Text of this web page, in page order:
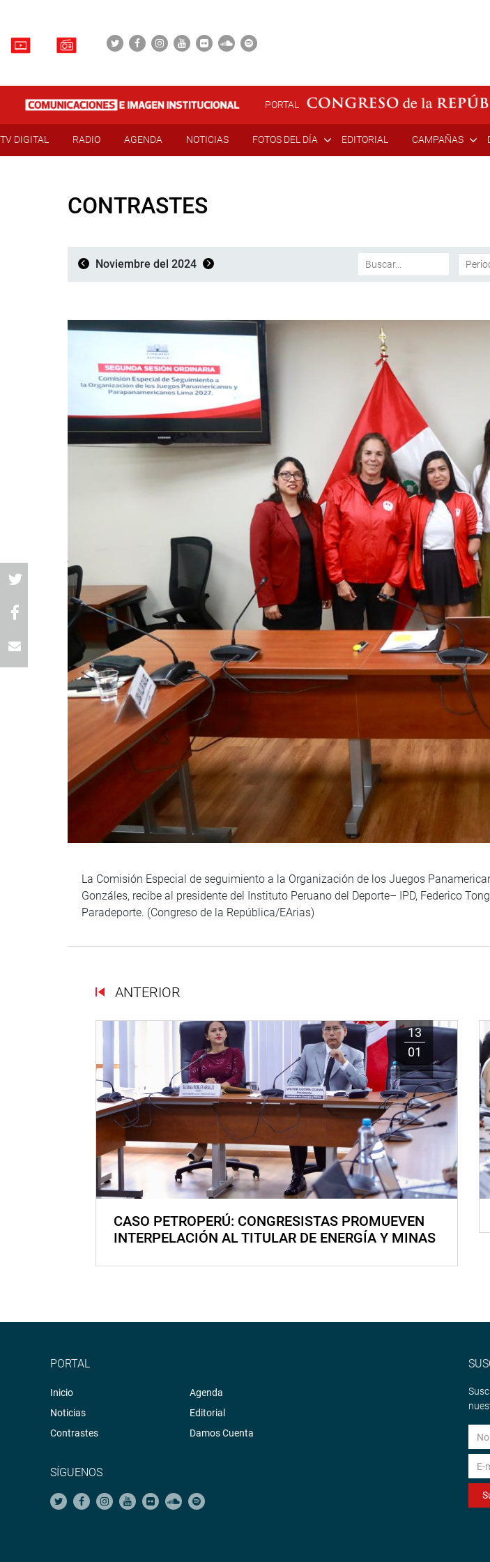
PORTAL
TV DIGITAL RADIO AGENDA NOTICIAS FOTOS DEL DÍA EDITORIAL CAMPAÑAS
CONTRASTES
Noviembre del 2024
La Comisión Especial de seguimiento a la Organización de los Juegos
Gonzáles, recibe al presidente del Instituto Peruano del Deporte– IPD, Federico
Paradeporte. (Congreso de la República/EArias)
ANTERIOR
13
01
CASO PETROPERÚ: CONGRESISTAS PROMUEVEN
INTERPELACIÓN AL TITULAR DE ENERGÍA Y MINAS
PORTAL
Inicio
Noticias
Contrastes
Agenda
Editorial
Damos Cuenta
SÍGUENOS